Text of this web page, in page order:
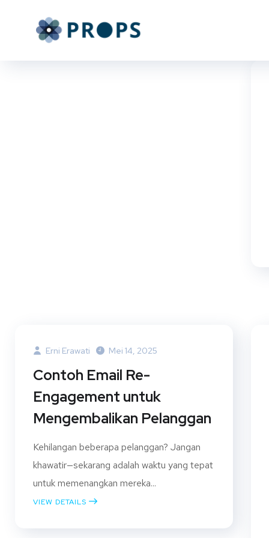
Erni Erawati Mei 14, 2025
Contoh Email Re-
Engagement untuk
Mengembalikan Pelanggan
Kehilangan beberapa pelanggan? Jangan
khawatir—sekarang adalah waktu yang tepat
untuk memenangkan mereka...
VIEW DETAILS